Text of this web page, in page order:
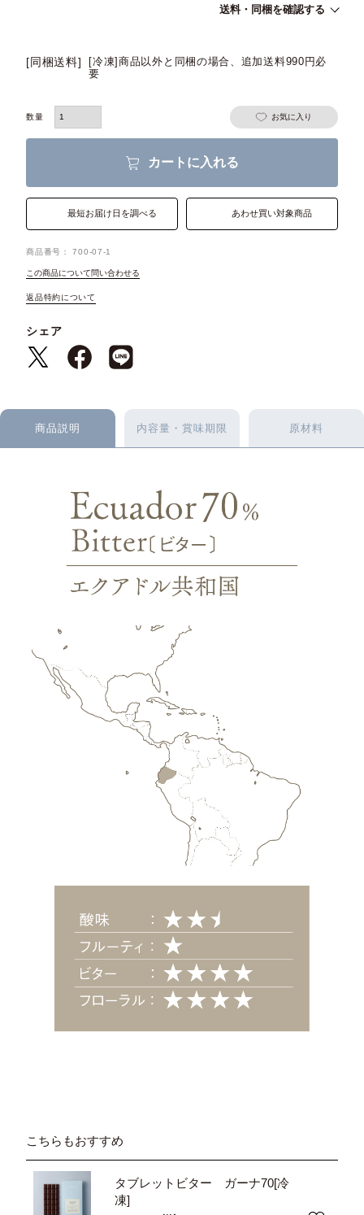
送料・同梱を確認する
[同梱送料]
[冷凍]商品以外と同梱の場合、追加送料990円必
要
お気に入り
カートに入れる
最短お届け日を調べる あわせ買い対象商品
商品番号 700-07-1
この商品について問い合わせる
返品特約について
シェア
商品説明 内容量・賞味期限 原材料
こちらもおすすめ
タブレットビター ガーナ70[冷
凍]